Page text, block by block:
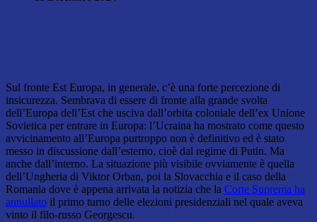
Sul fronte Est Europa, in generale, c’è una forte percezione di
insicurezza. Sembrava di essere di fronte alla grande svolta
dell’Europa dell’Est che usciva dall’orbita coloniale dell’ex Unione
Sovietica per entrare in Europa: l’Ucraina ha mostrato come questo
avvicinamento all’Europa purtroppo non è definitivo ed è stato
messo in discussione dall’esterno, cioè dal regime di Putin. Ma
anche dall’interno. La situazione più visibile ovviamente è quella
dell’Ungheria di Viktor Orban, poi la Slovacchia e il caso della
Romania dove è appena arrivata la notizia che la Corte Suprema ha
annullato il primo turno delle elezioni presidenziali nel quale aveva
vinto il filo-russo Georgescu.